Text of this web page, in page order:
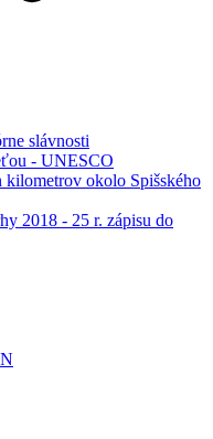
slávnosti
- UNESCO
kilometrov okolo Spišského
2018 - 25 r. zápisu do